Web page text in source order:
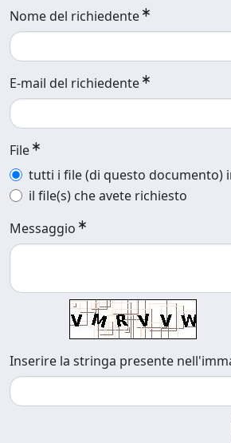
Nome del richiedente
E-mail del richiedente
File
tutti i file (di questo documento)
il file(s) che avete richiesto
Messaggio
Inserire la stringa presente